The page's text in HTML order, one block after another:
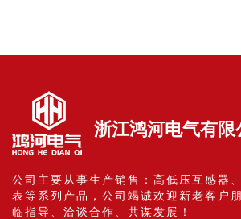
浙江鸿河电气有限
公司主要从事生产销售：高低压互感器
表等系列产品，公司竭诚欢迎新老客户
临指导、洽谈合作、共谋发展！